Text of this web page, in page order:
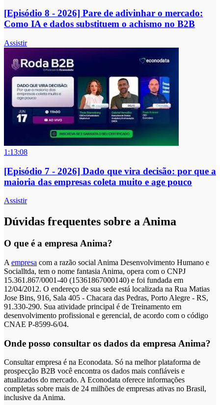
[Episódio 8 - 2026] Pare de adivinhar o mercado:
Como IA e dados substituem o achismo no B2B
Assistir
1:13:08
[Episódio 7 - 2026] Dado que vira decisão: por que a
maioria das empresas coleta muito e age pouco
Assistir
Dúvidas frequentes sobre a Anima
O que é a empresa Anima?
A empresa com a razão social Anima Desenvolvimento Humano e
Socialltda, tem o nome fantasia Anima, opera com o CNPJ
15.361.867/0001-40 (15361867000140) e foi fundada em
12/04/2012. O endereço de sua sede está localizada na Rua Matias
Jose Bins, 916, Sala 405 - Chacara das Pedras, Porto Alegre - RS,
91.330-290. Sua atividade principal é de Treinamento em
desenvolvimento profissional e gerencial, de acordo com o código
CNAE P-8599-6/04.
Onde posso consultar os dados da empresa Anima?
Consultar empresa é na Econodata. Só na melhor plataforma de
prospecção B2B você encontra os dados mais confiáveis e
atualizados do mercado. A Econodata oferece informações
completas sobre mais de 24 milhões de empresas ativas no Brasil,
inclusive da Anima.